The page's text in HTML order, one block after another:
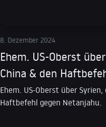
8. Dezember 2024
Ehem. US-Oberst
China & den
Ehem. US-Oberst über
Haftbefehl gegen Netanjahu.